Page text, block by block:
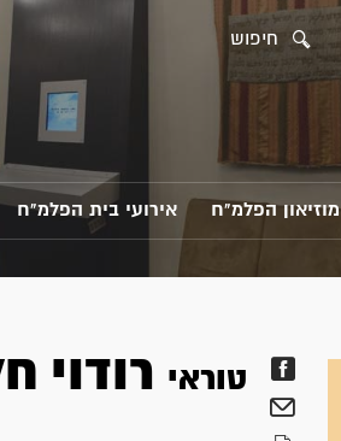
חיפוש
מוזיאון הפלמ"ח אירועי בית הפלמ"ח
טוראי רודוי